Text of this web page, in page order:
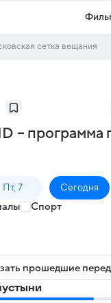
сетка вещания
– программа
Пт, 7 Сегодня
Спорт
прошедшие